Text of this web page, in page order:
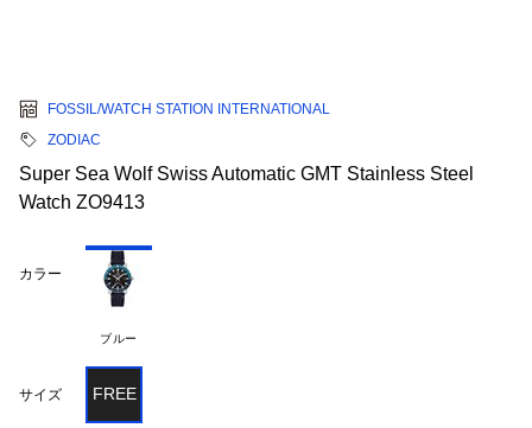
FOSSIL/WATCH STATION INTERNATIONAL
ZODIAC
Super Sea Wolf Swiss Automatic GMT Stainless Steel
Watch ZO9413
カラー
ブルー
サイズ FREE